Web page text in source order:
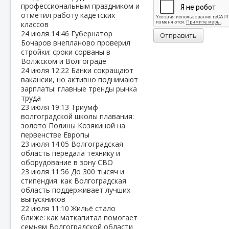
профессиональным праздником и
отметил работу кадетских
классов
24 июля 14:46 Губернатор
Бочаров внепланово проверил
стройки: сроки сорваны в
Волжском и Волгограде
24 июля 12:22 Банки сокращают
вакансии, но активно поднимают
зарплаты: главные тренды рынка
труда
23 июля 19:13 Триумф
волгоградской школы плавания:
золото Полины Козякиной на
первенстве Европы
23 июля 14:05 Волгоградская
область передала технику и
оборудование в зону СВО
23 июля 11:56 До 300 тысяч и
стипендия: как Волгоградская
область поддерживает лучших
выпускников
22 июля 11:10Жильё стало
ближе: как маткапитал помогает
семьям Волгоградской области
Отправить